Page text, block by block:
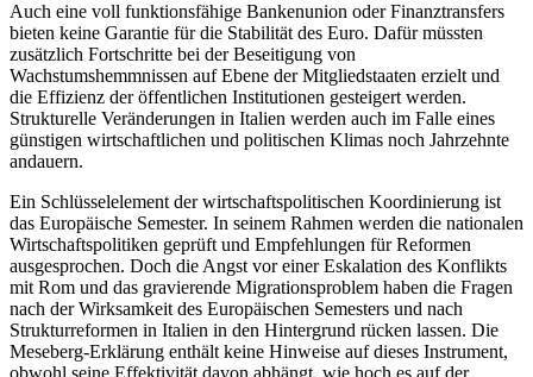
Auch eine voll funktionsfähige Bankenunion oder Finanztransfers
bieten keine Garantie für die Stabilität des Euro. Dafür müssten
zusätzlich Fortschritte bei der Beseitigung von
Wachstumshemmnissen auf Ebene der Mitgliedstaaten erzielt und
die Effizienz der öffentlichen Institutionen gesteigert werden.
Strukturelle Veränderun­gen in Italien werden auch im Falle eines
günstigen wirtschaftlichen und politischen Klimas noch Jahrzehnte
andauern.
Ein Schlüsselelement der wirtschaftspolitischen Koordinierung ist
das Europäische Semester. In seinem Rahmen werden die nationalen
Wirtschaftspolitiken geprüft und Empfehlungen für Reformen
ausgesprochen. Doch die Angst vor einer Eskalation des Kon­flikts
mit Rom und das gravierende Migra­tionsproblem haben die Fragen
nach der Wirksamkeit des Europäischen Semesters und nach
Strukturreformen in Italien in den Hintergrund rücken lassen. Die
Meseberg-Erklärung enthält keine Hinweise auf dieses Instrument,